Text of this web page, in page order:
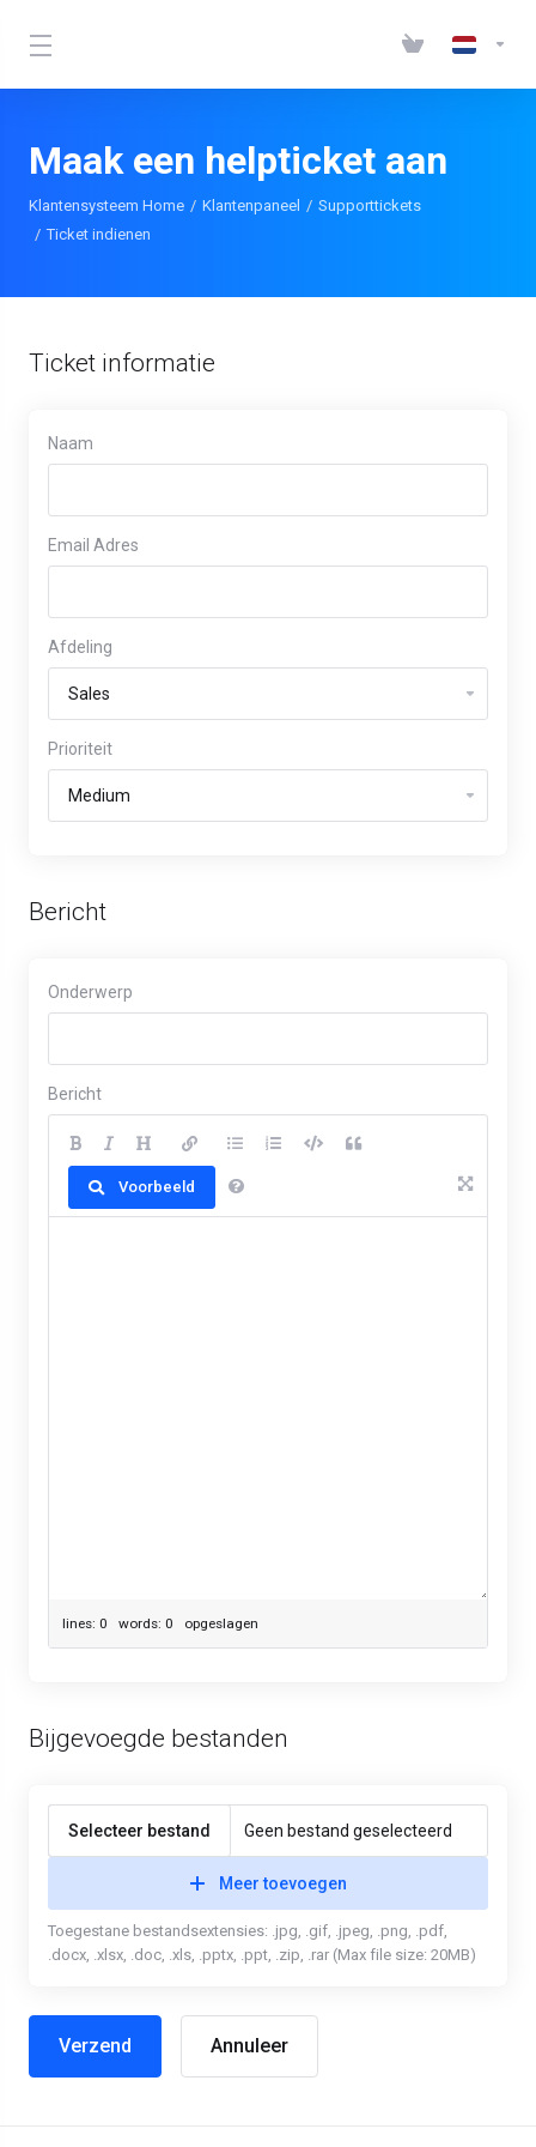
Maak een helpticket aan
Klantensysteem Home Klantenpaneel
Supporttickets
Ticket indienen
Ticket informatie
Naam
Email Adres
Afdeling
Prioriteit
Bericht
Onderwerp
Bericht
Voorbeeld
lines: 0 words: 0 opgeslagen
Bijgevoegde bestanden
Selecteer bestand Geen bestand geselecteerd
Meer toevoegen
Toegestane bestandsextensies: .jpg, .gif, .jpeg, .png, .pdf,
.docx, .xlsx, .doc, .xls, .pptx, .ppt, .zip, .rar (Max file size: 20MB)
Annuleer